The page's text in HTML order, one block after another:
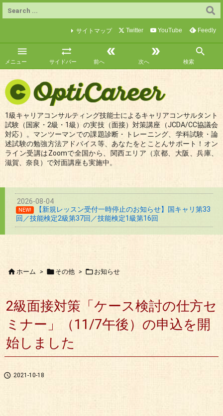

メニュー

サイドバー

前へ

次へ

検索
サイトマップ Twitter YouTube Feedly
1級キャリアコンサルティング技能士によるキャリアコンサルタント
試験（国家・2級・1級）の実技（面接）対策講座（JCDA/CC協議会
対応）。マンツーマンでの課題診断・トレーニング、学科試験・論
述試験の勉強方法アドバイス等、あなたをとことんサポート！オン
ライン受講はZoomで全国から、関西エリア（京都、大阪、兵庫、
滋賀、奈良）で対面講座も実施中。
2026-08-04
NEW!
【新規レッスン受付一時停止のお知らせ】国キャリ第33
回／技能検定2級第37回／技能検定1級第16回
ホーム >  その他 >  お知らせ
2級面接対策「ケース検討の仕方セ
ミナー」（11/7午後）の申込を開
始しました
 2021-10-18